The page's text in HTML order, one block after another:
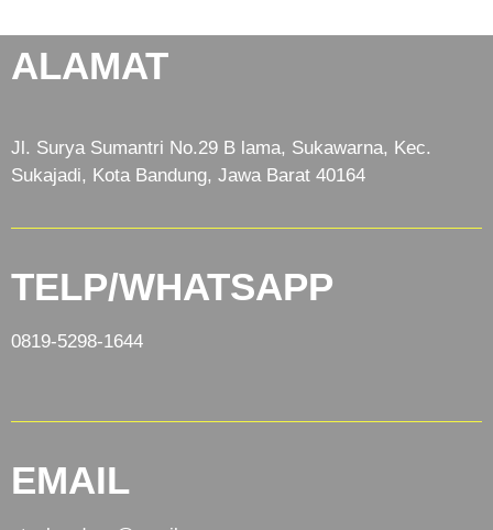
ALAMAT
Jl. Surya Sumantri No.29 B lama, Sukawarna, Kec.
Sukajadi, Kota Bandung, Jawa Barat 40164
TELP/WHATSAPP
0819-5298-1644
EMAIL